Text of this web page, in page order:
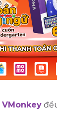
VMonkey